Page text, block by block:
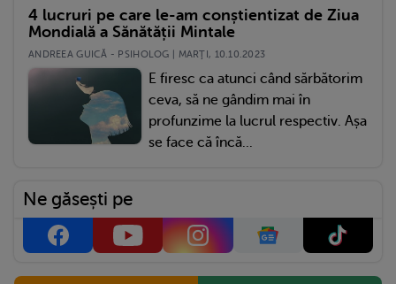
4 lucruri pe care le-am conștientizat de Ziua
Mondială a Sănătății Mintale
ANDREEA GUICĂ - PSIHOLOG | MARŢI, 10.10.2023
E firesc ca atunci când sărbătorim
ceva, să ne gândim mai în
profunzime la lucrul respectiv. Așa
se face că încă...
Ne găsești pe